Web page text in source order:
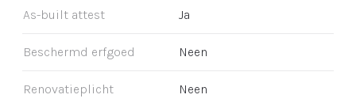
As-built attest Ja
Beschermd erfgoed Neen
Renovatieplicht Neen